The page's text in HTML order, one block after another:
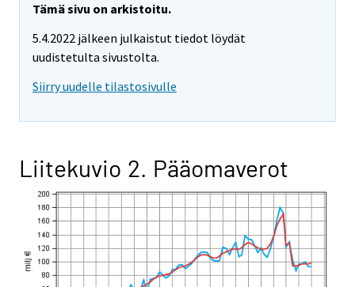
Tämä sivu on arkistoitu.
5.4.2022 jälkeen julkaistut tiedot löydät
uudistetulta sivustolta.
Siirry uudelle tilastosivulle
Liitekuvio 2. Pääomaverot